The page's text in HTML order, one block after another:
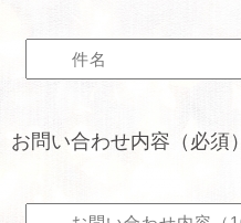
お問い合わせ内容（必須）